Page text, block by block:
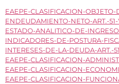
EAEPE-CLASIFICACION-OBJETO-
ENDEUDAMIENTO-NETO-ART.-51-
ESTADO-ANALITICO-DE-
INDICADORES-DE-POSTURA-
INTERESES-DE-LA-DEUDA-ART.-
EAEPE-CLASIFICACION-
EAEPE-CLASIFICACION-
EAEPE-CLASIFICACION-